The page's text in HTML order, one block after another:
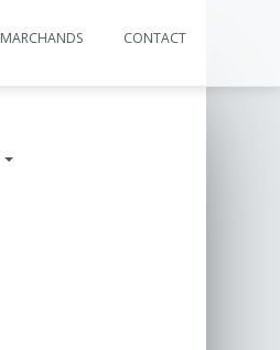
MARCHANDS CONTACT